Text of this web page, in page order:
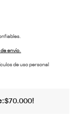
envío.
de uso personal
$70.000!